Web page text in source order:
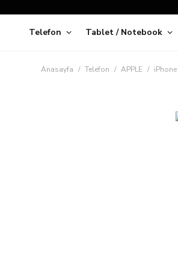
Telefon Tablet / Notebook
Anasayfa Telefon APPLE